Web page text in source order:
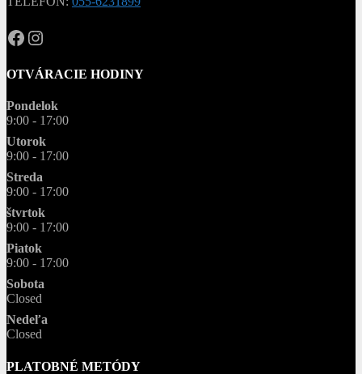
OPAL.drahokamy
opal.drahokamy
OTVÁRACIE HODINY
Pondelok
9:00 - 17:00
Utorok
9:00 - 17:00
Streda
9:00 - 17:00
štvrtok
9:00 - 17:00
Piatok
9:00 - 17:00
Sobota
Closed
Nedeľa
Closed
PLATOBNÉ METÓDY